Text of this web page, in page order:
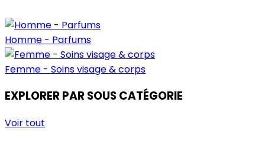
Homme - Parfums
Femme - Soins visage & corps
EXPLORER PAR SOUS CATÉGORIE
Voir tout